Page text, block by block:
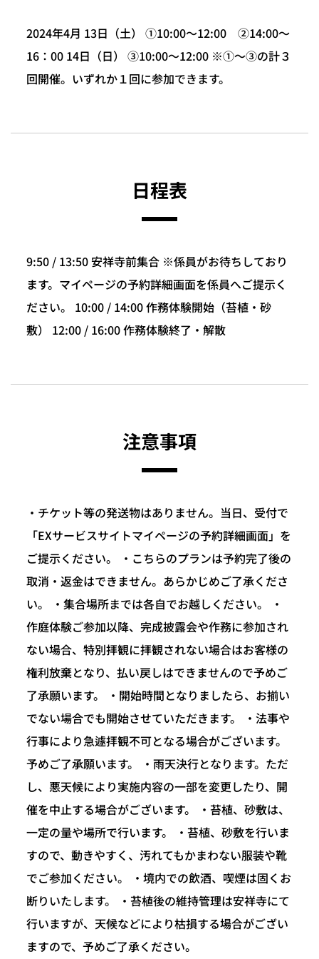
2024年4月 13日（土） ①10:00～12:00 ②14:00～
16：00 14日（日） ③10:00～12:00 ※①～③の計３
回開催。いずれか１回に参加できます。
日程表
9:50 / 13:50 安祥寺前集合 ※係員がお待ちしており
ます。マイページの予約詳細画面を係員へご提示く
ださい。 10:00 / 14:00 作務体験開始（苔植・砂
敷） 12:00 / 16:00 作務体験終了・解散
注意事項
・チケット等の発送物はありません。当日、受付で
「EXサービスサイトマイページの予約詳細画面」を
ご提示ください。 ・こちらのプランは予約完了後の
取消・返金はできません。あらかじめご了承くださ
い。 ・集合場所までは各自でお越しください。 ・
作庭体験ご参加以降、完成披露会や作務に参加され
ない場合、特別拝観に拝観されない場合はお客様の
権利放棄となり、払い戻しはできませんので予めご
了承願います。 ・開始時間となりましたら、お揃い
でない場合でも開始させていただきます。 ・法事や
行事により急遽拝観不可となる場合がございます。
予めご了承願います。 ・雨天決行となります。ただ
し、悪天候により実施内容の一部を変更したり、開
催を中止する場合がございます。 ・苔植、砂敷は、
一定の量や場所で行います。 ・苔植、砂敷を行いま
すので、動きやすく、汚れてもかまわない服装や靴
でご参加ください。 ・境内での飲酒、喫煙は固くお
断りいたします。 ・苔植後の維持管理は安祥寺にて
行いますが、天候などにより枯損する場合がござい
ますので、予めご了承ください。